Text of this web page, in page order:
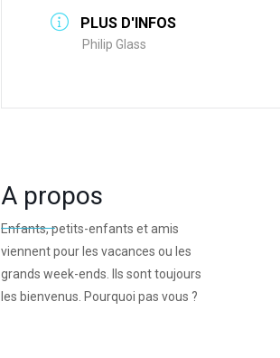
PLUS D'INFOS
Philip Glass
A propos
Enfants, petits-enfants et amis
viennent pour les vacances ou les
grands week-ends. Ils sont toujours
les bienvenus. Pourquoi pas vous ?